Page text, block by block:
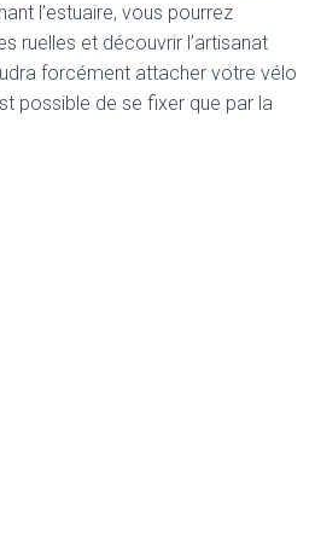
l’estuaire, vous pourrez
ruelles et découvrir l’artisanat
forcément attacher votre vélo
possible de se fixer que par la